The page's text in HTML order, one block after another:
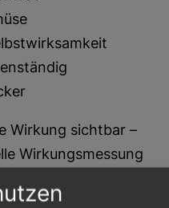
Wirkung sichtbar –
Wirkungsmessung